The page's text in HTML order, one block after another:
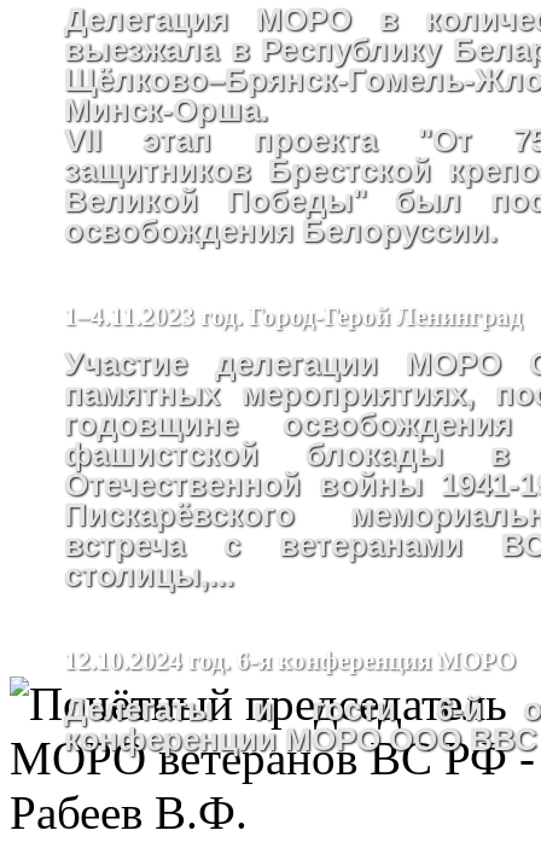
Делегация МОРО в
выезжала в Республику
Щёлково–Брянск-Гомель-
Минск-Орша.
VII этап проекта "От
защитников Брестской
Великой Победы" был
освобождения Белоруссии.
1–4.11.2023 год. Город-Герой Ленинград
Участие делегации
памятных мероприятиях,
годовщине
фашистской блокады в
Отечественной войны 1941-
Пискарёвского
встреча с ветеранами
столицы,...
12.10.2024 год. 6-я конференция МОРО
Делегаты и гости 6-й
конференции МОРО ООО